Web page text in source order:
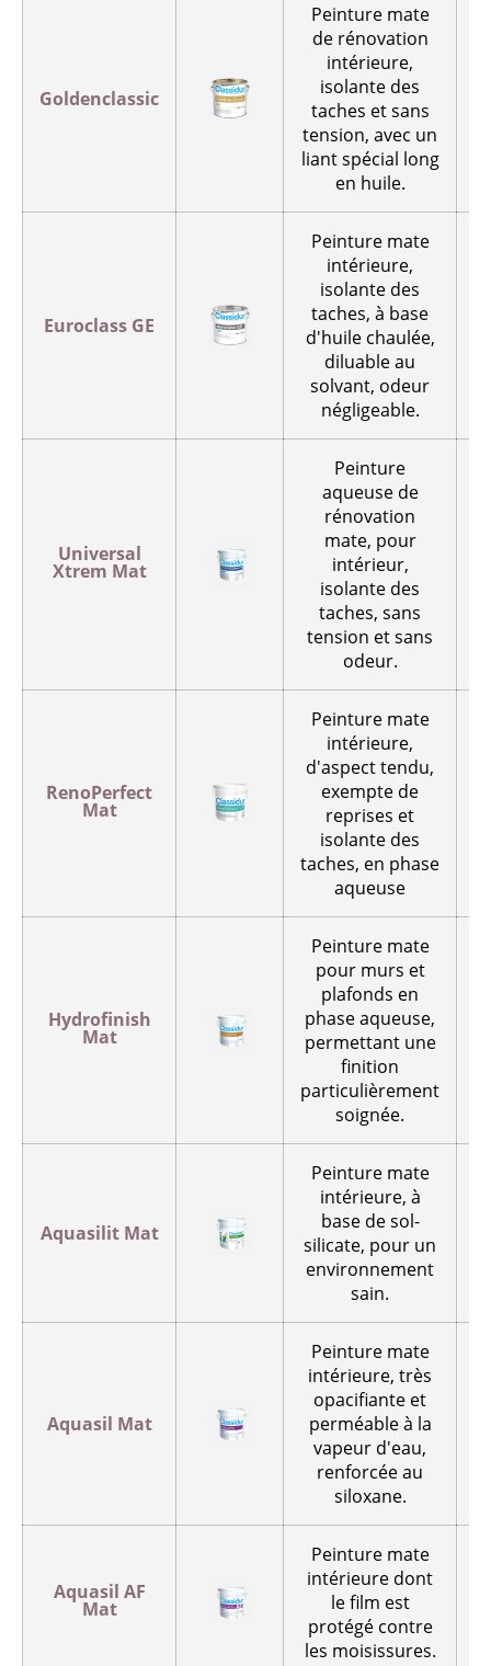
Goldenclassic
Peinture mate
de rénovation
intérieure,
isolante des
taches et sans
tension, avec un
liant spécial long
en huile.
Euroclass GE
Peinture mate
intérieure,
isolante des
taches, à base
d'huile chaulée,
diluable au
solvant, odeur
négligeable.
Universal
Xtrem Mat
Peinture
aqueuse de
rénovation
mate, pour
intérieur,
isolante des
taches, sans
tension et sans
odeur.
RenoPerfect
Mat
Peinture mate
intérieure,
d'aspect tendu,
exempte de
reprises et
isolante des
taches, en phase
aqueuse
Hydrofinish
Mat
Peinture mate
pour murs et
plafonds en
phase aqueuse,
permettant une
finition
particulièrement
soignée.
Aquasilit Mat
Peinture mate
intérieure, à
base de sol-
silicate, pour un
environnement
sain.
Aquasil Mat
Peinture mate
intérieure, très
opacifiante et
perméable à la
vapeur d'eau,
renforcée au
siloxane.
Aquasil AF
Mat
Peinture mate
intérieure dont
le film est
protégé contre
les moisissures.